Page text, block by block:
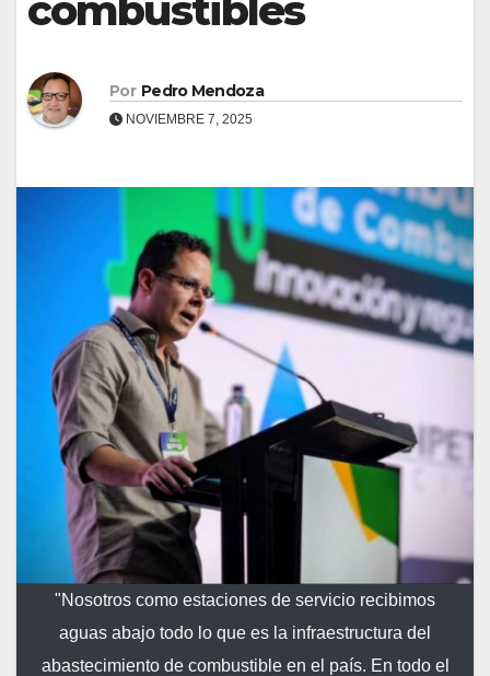
combustibles
Por Pedro Mendoza
NOVIEMBRE 7, 2025
"Nosotros como estaciones de servicio recibimos
aguas abajo todo lo que es la infraestructura del
abastecimiento de combustible en el país. En todo el